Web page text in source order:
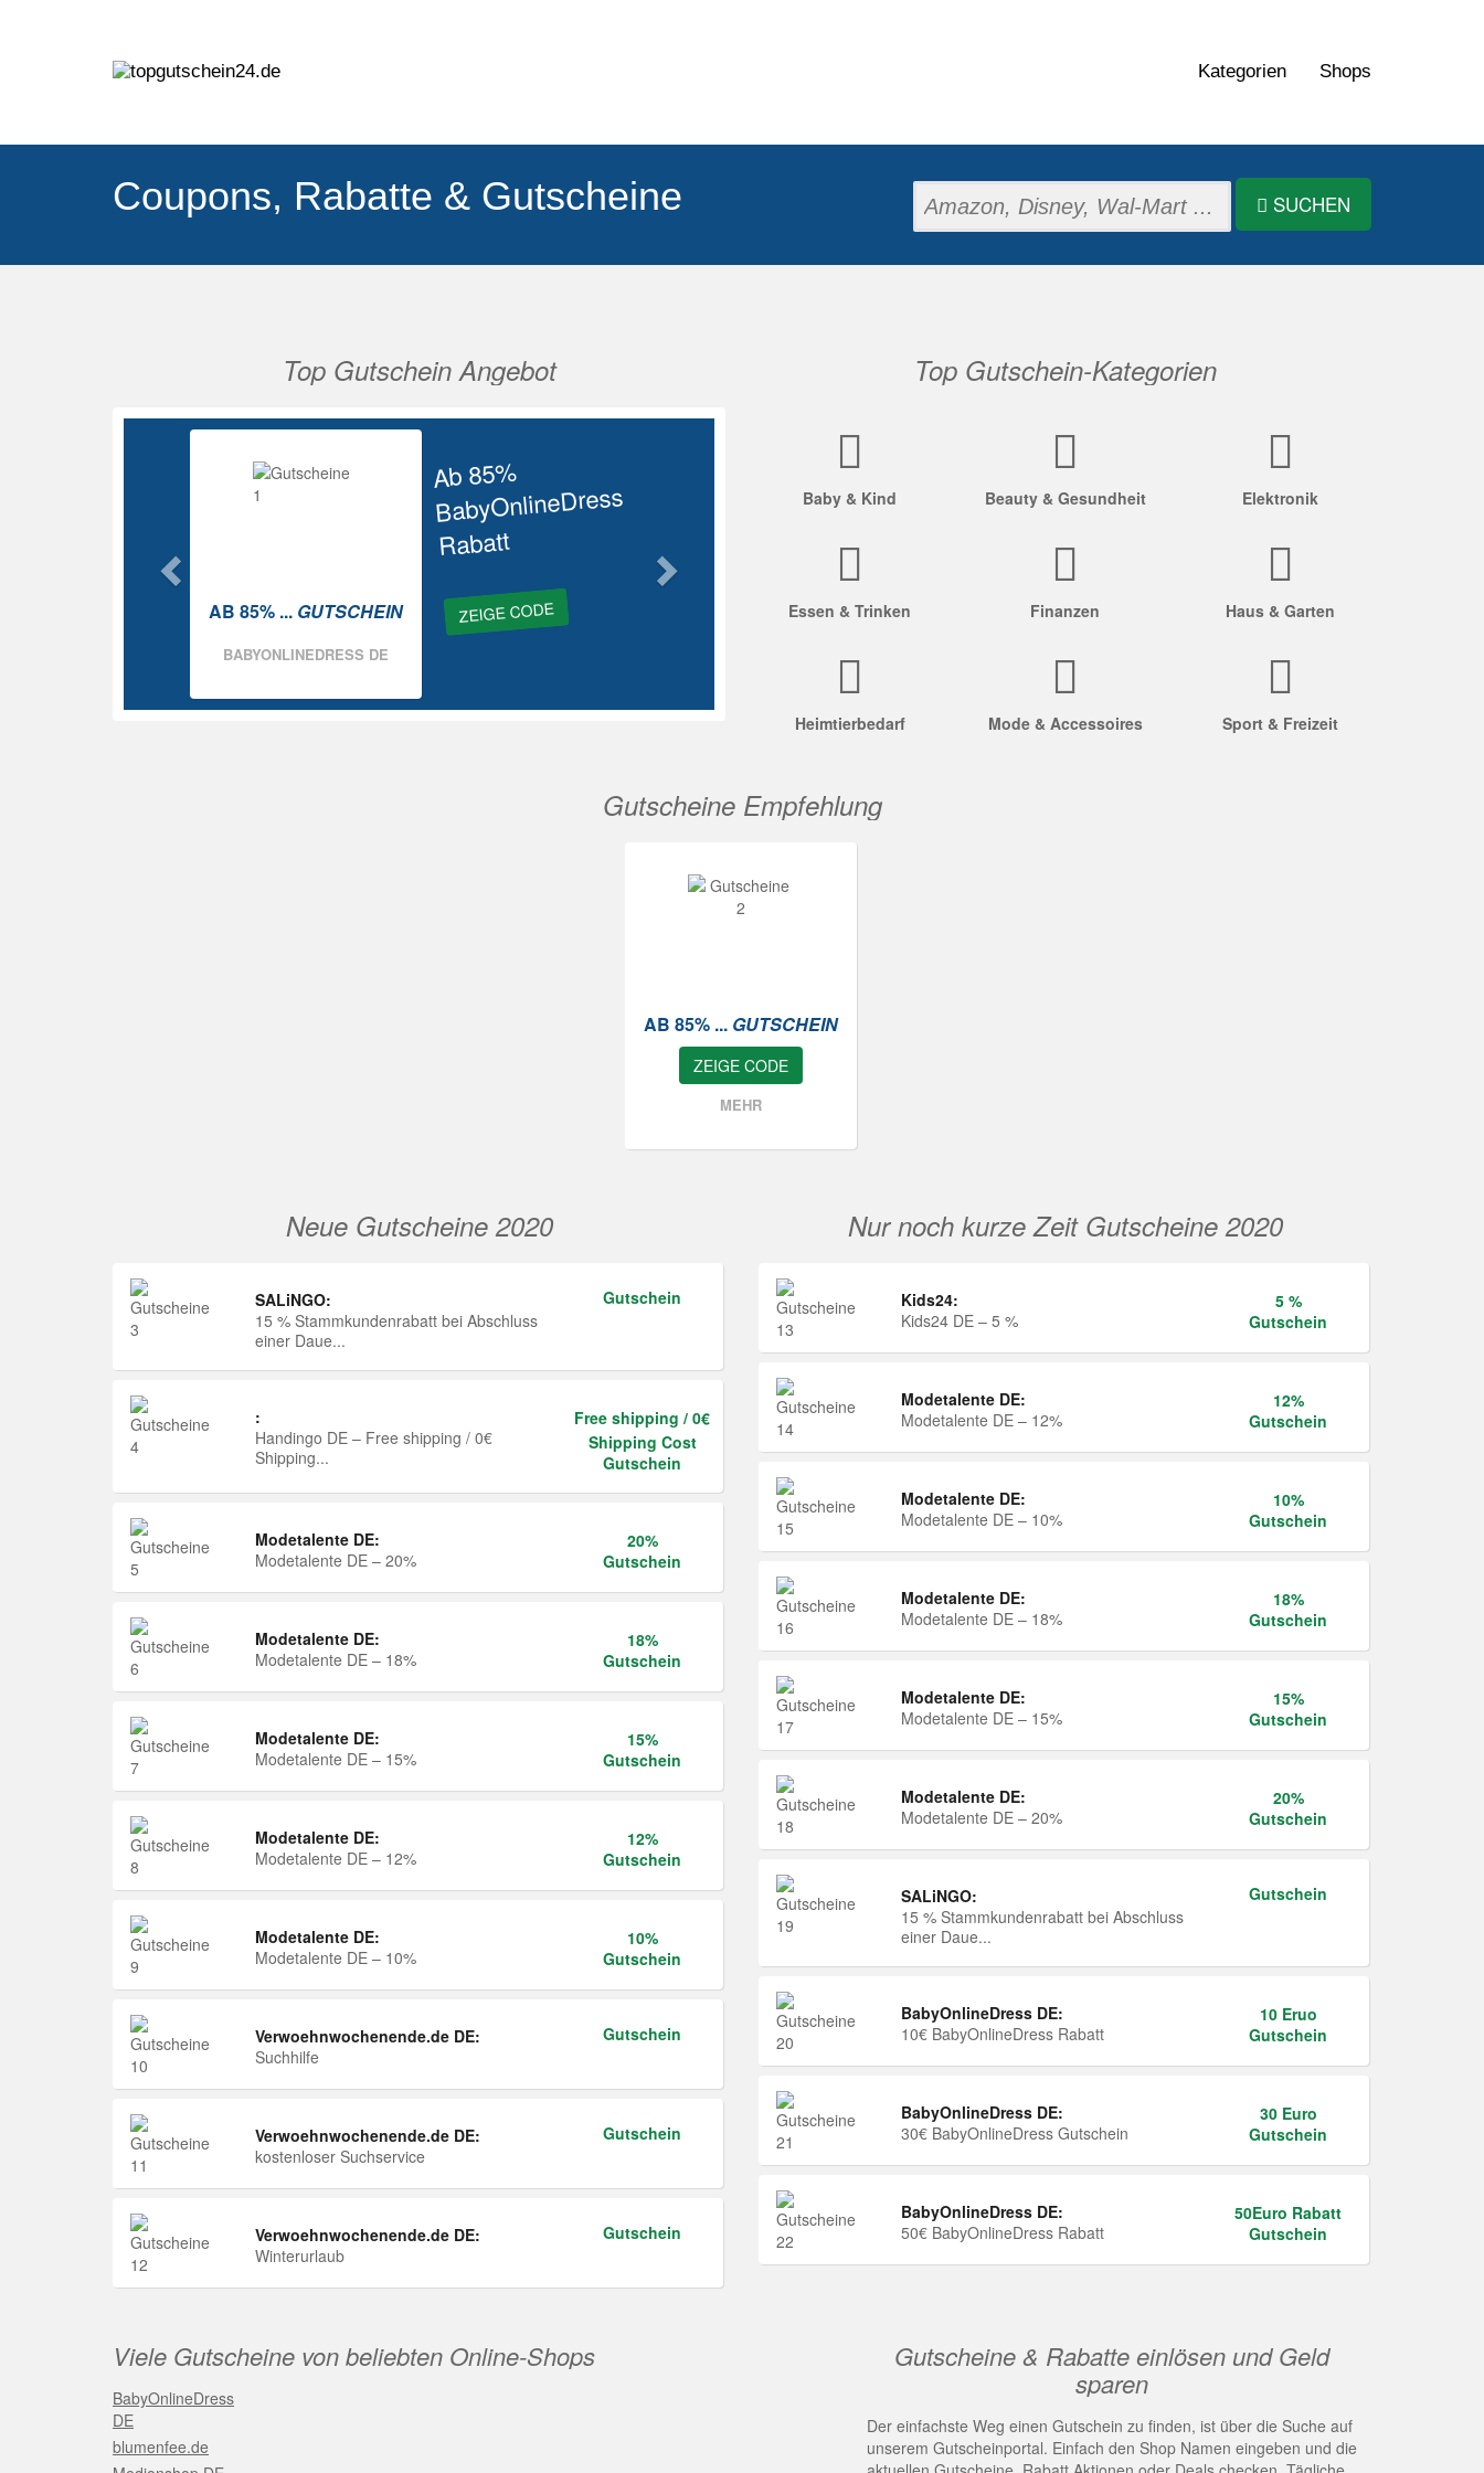
Kategorien Shops
Coupons, Rabatte & Gutscheine SUCHEN
Top Gutschein Angebot
Ab 85%
BabyOnlineDress
Rabatt
ZEIGE CODE
AB 85% ... GUTSCHEIN
BABYONLINEDRESS DE
Vorherige
Top Gutschein-Kategorien
Baby & Kind Beauty & Gesundheit Elektronik
Essen & Trinken Finanzen Haus & Garten
Heimtierbedarf Mode & Accessoires Sport & Freizeit
Gutscheine Empfehlung
AB 85% ... GUTSCHEIN
ZEIGE CODE
MEHR
Neue Gutscheine 2020
SALiNGO:
15 % Stammkundenrabatt bei Abschluss
einer Daue...
Gutschein
:
Handingo DE – Free shipping / 0€
Shipping...
Free shipping / 0€
Shipping Cost
Gutschein
Modetalente DE:
Modetalente DE – 20%
20%
Gutschein
Modetalente DE:
Modetalente DE – 18%
18%
Gutschein
Modetalente DE:
Modetalente DE – 15%
15%
Gutschein
Modetalente DE:
Modetalente DE – 12%
12%
Gutschein
Modetalente DE:
Modetalente DE – 10%
10%
Gutschein
Verwoehnwochenende.de DE:
Suchhilfe
Gutschein
Verwoehnwochenende.de DE:
kostenloser Suchservice
Gutschein
Verwoehnwochenende.de DE:
Winterurlaub
Gutschein
Nur noch kurze Zeit Gutscheine 2020
Kids24:
Kids24 DE – 5 %
5 %
Gutschein
Modetalente DE:
Modetalente DE – 12%
12%
Gutschein
Modetalente DE:
Modetalente DE – 10%
10%
Gutschein
Modetalente DE:
Modetalente DE – 18%
18%
Gutschein
Modetalente DE:
Modetalente DE – 15%
15%
Gutschein
Modetalente DE:
Modetalente DE – 20%
20%
Gutschein
SALiNGO:
15 % Stammkundenrabatt bei Abschluss
einer Daue...
Gutschein
BabyOnlineDress DE:
10€ BabyOnlineDress Rabatt
10 Eruo
Gutschein
BabyOnlineDress DE:
30€ BabyOnlineDress Gutschein
30 Euro
Gutschein
BabyOnlineDress DE:
50€ BabyOnlineDress Rabatt
50Euro Rabatt
Gutschein
Viele Gutscheine von beliebten Online-Shops
BabyOnlineDress
DE
blumenfee.de
Gutscheine & Rabatte einlösen und Geld
sparen
Der einfachste Weg einen Gutschein zu finden, ist über die Suche auf
unserem Gutscheinportal. Einfach den Shop Namen eingeben und die